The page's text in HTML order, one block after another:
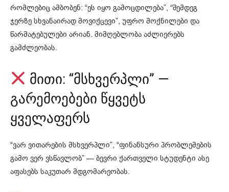
რომლებიც ამბობენ: “ეს იყო გამოცდილება”, “შემდეგ
ჯერზე სხვანაირად მოვიქცევი”, უფრო მოქნილები და
წარმატებულები არიან. მიმღებლობა აძლიერებს
გამძლეობას.
მითი: “მსხვერპლი” —
გარემოებები წყვეტს
ყველაფერს
“ვარ ვითარების მსხვერპლი”, “ფინანსური პრობლემების
გამო ვერ ვსწავლობ” — ბევრი ქართველი სტუდენტი ასე
აფასებს საკუთარ მდგომარეობას.